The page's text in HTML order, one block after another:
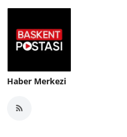
Haber Merkezi